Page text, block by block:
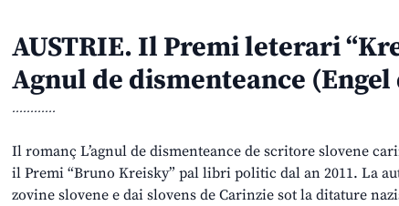
AUSTRIE. Il Premi leterari
Agnul de dismenteance (Engel
............
Il romanç L’agnul de dismenteance de scritore slovene
il Premi “Bruno Kreisky” pal libri politic dal an 2011. La
zovine slovene e dai slovens de Carinzie sot la ditature